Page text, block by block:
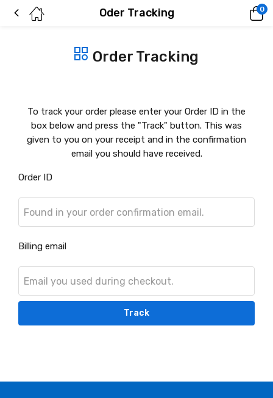
Oder Tracking 0
Order Tracking
To track your order please enter your Order ID in the
box below and press the "Track" button. This was
given to you on your receipt and in the confirmation
email you should have received.
Order ID
Billing email
Track